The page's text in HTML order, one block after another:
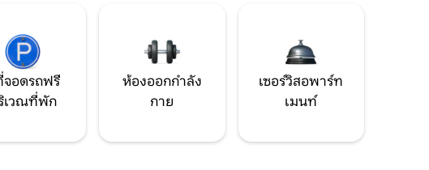
อดรถฟรี
เวณที่พัก
ห้องออกกำลัง
กาย
เซอร์วิสอพาร์ท
เมนท์